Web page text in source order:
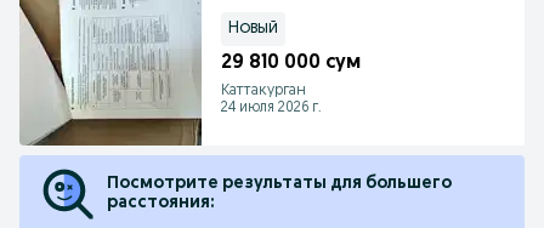
Новый
29 810 000 сум
Каттакурган
24 июля 2026 г.
Посмотрите результаты для большего
расстояния: